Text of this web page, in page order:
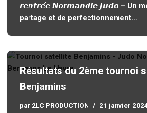
𝙧𝙚𝙣𝙩𝙧𝙚́𝙚 𝙉𝙤𝙧𝙢𝙖𝙣𝙙𝙞𝙚 𝙅𝙪𝙙𝙤 – Un
partage et de perfectionnement…
Résultats du 2ème tournoi
Benjamins
par 2LC PRODUCTION 21 janvier 2024